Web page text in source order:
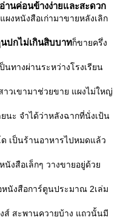
นค่อนข้างง่ายและสะดวก
งหนังสือเก่ามาขายหลังเลิก
ปกไม่เกินสิบบาทก็ขายครึ่ง
ทางผ่านระหว่างโรงเรียน
วเขามาช่วยขาย แผงไม่ใหญ่
นะ จำได้ว่าหลังฉากที่นั่งเป้น
เป็นร้านอาหารไปหมดแล้ว
นังสือเล็กๆ วางขายอยู่ด้ว
นังสือการ์ตูนประมาณ 2เล่ม
ส์ สะพานควายบ้าง แถวนั้นมี